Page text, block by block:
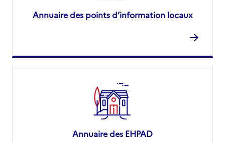
Annuaire des points d’information locaux
Annuaire des EHPAD